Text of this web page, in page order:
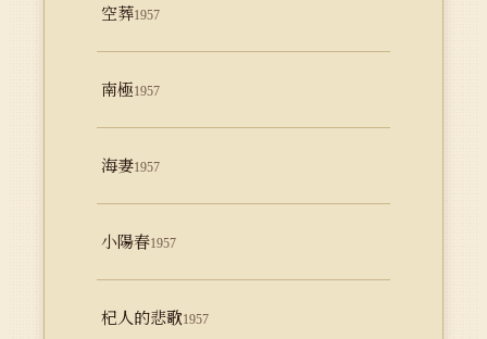
空葬1957
南極1957
海妻1957
小陽春1957
杞人的悲歌1957